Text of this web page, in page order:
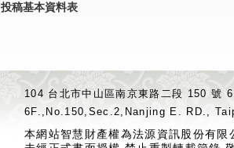
投稿基本資料表
104 台北市中山區南京東路二段 150 號
6F.,No.150,Sec.2,Nanjing E. RD.,
本網站智慧財產權為法源資訊股份有限